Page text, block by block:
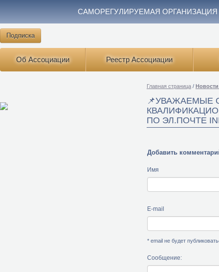
САМОРЕГУЛИРУЕМАЯ
Подписка
Об Ассоциации Реестр Ассоциации
Главная страница /
📌УВАЖАЕМЫЕ
ПО ЭЛ.ПОЧТЕ
Добавить
Имя
E-mail
* email не будет
Сообщение: